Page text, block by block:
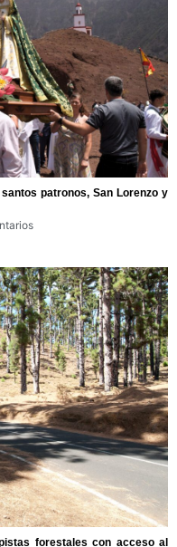
patronos, San Lorenzo y
forestales con acceso al